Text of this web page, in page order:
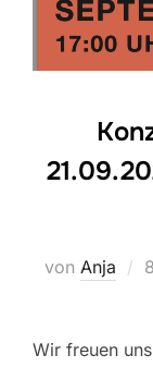
von Anja
Wir freuen